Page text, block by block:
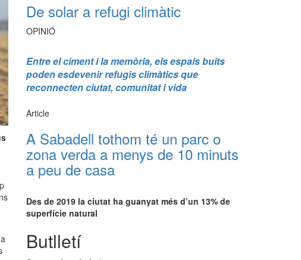
De solar a refugi climàtic
OPINIÓ
Entre el ciment i la memòria, els espais buits
poden esdevenir refugis climàtics que
reconnecten ciutat, comunitat i vida
Article
A Sabadell tothom té un parc o
zona verda a menys de 10 minuts
a peu de casa
Des de 2019 la ciutat ha guanyat més d’un 13% de
superfície natural
Butlletí